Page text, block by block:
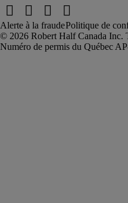
Alerte à la fraudePolitique de
Robert Half Canada Inc.